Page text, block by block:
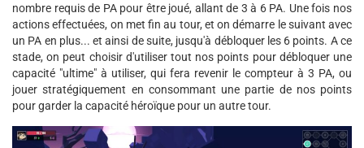
nombre requis de PA pour être joué, allant de 3 à 6 PA. Une fois nos
actions effectuées, on met fin au tour, et on démarre le suivant avec
un PA en plus... et ainsi de suite, jusqu'à débloquer les 6 points. A ce
stade, on peut choisir d'utiliser tout nos points pour débloquer une
capacité "ultime" à utiliser, qui fera revenir le compteur à 3 PA, ou
jouer stratégiquement en consommant une partie de nos points
pour garder la capacité héroïque pour un autre tour.